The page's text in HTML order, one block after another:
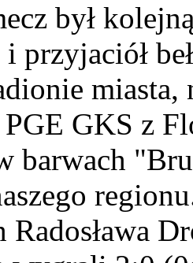
był
i przyjaciół
GKS z
barwach
Radosława